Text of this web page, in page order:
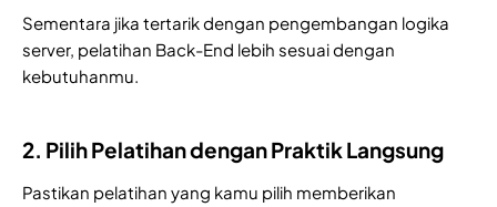
Sementara jika tertarik dengan pengembangan logika
server, pelatihan Back-End lebih sesuai dengan
kebutuhanmu.
2. Pilih Pelatihan dengan Praktik Langsung
Pastikan pelatihan yang kamu pilih memberikan